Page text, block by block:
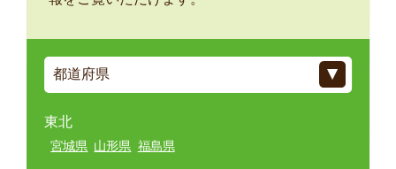
東北
宮城県 山形県 福島県